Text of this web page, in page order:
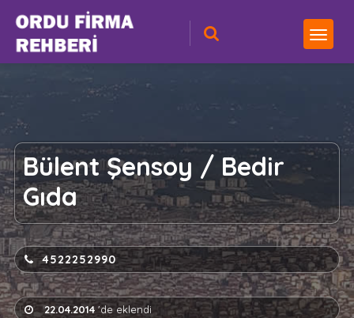
Bülent Şensoy / Bedir
Gıda
4522252990
22.04.2014'de eklendi